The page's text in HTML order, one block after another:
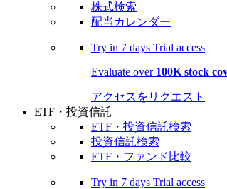
株式検索
配当カレンダー
Try in 7 days Trial access
Evaluate over 100K stock
アクセスをリクエスト
ETF・投資信託
ETF・投資信託検索
投資信託検索
ETF・ファンド比較
Try in 7 days Trial access